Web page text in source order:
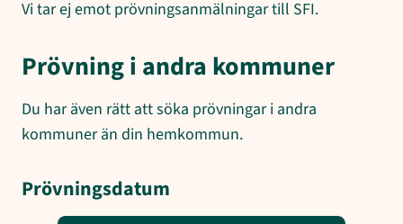
Vi tar ej emot prövningsanmälningar till SFI.
Prövning i andra kommuner
Du har även rätt att söka prövningar i andra
kommuner än din hemkommun.
Prövningsdatum